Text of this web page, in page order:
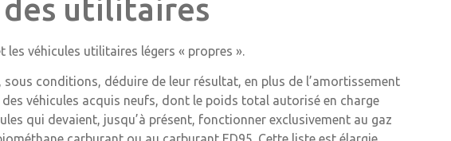
utilitaires
les véhicules utilitaires légers « propres ».
sous conditions, déduire de leur résultat, en plus de l’amortissement
véhicules acquis neufs, dont le poids total autorisé en charge
qui devaient, jusqu’à présent, fonctionner exclusivement au gaz